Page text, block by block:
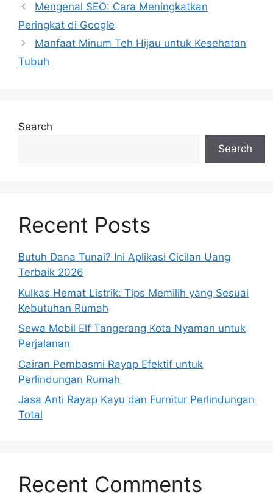
Mengenal SEO: Cara Meningkatkan
Peringkat di Google
Manfaat Minum Teh Hijau untuk Kesehatan
Tubuh
Search
Search
Recent Posts
Butuh Dana Tunai? Ini Aplikasi Cicilan Uang
Terbaik 2026
Kulkas Hemat Listrik: Tips Memilih yang Sesuai
Kebutuhan Rumah
Sewa Mobil Elf Tangerang Kota Nyaman untuk
Perjalanan
Cairan Pembasmi Rayap Efektif untuk
Perlindungan Rumah
Jasa Anti Rayap Kayu dan Furnitur Perlindungan
Total
Recent Comments